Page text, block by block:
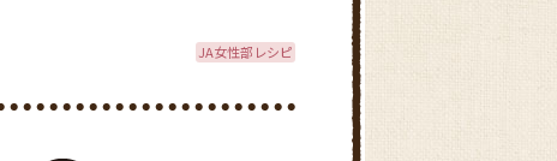
JA女性部レシピ